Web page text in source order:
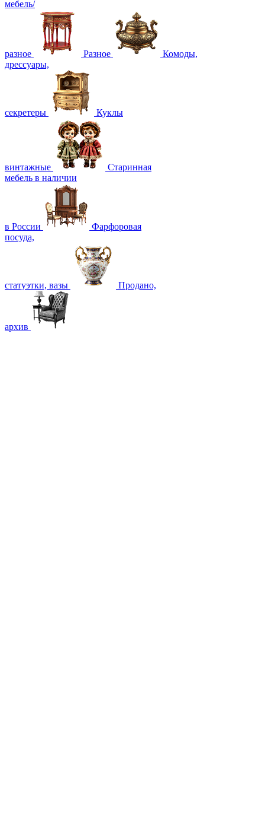
мебель/
разное Разное
Комоды,
дрессуары,
секретеры Куклы
винтажные
Старинная
мебель в наличии
в России
Фарфоровая
посуда,
статуэтки, вазы Продано,
архив